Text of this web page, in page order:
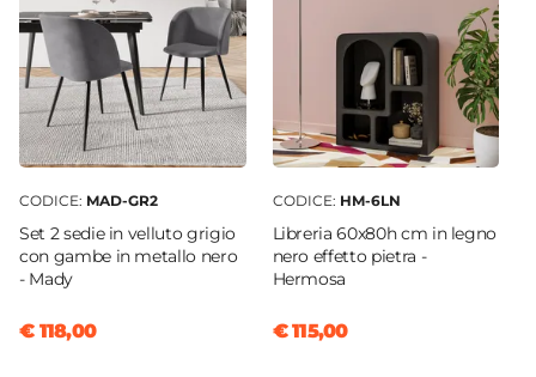
CODICE: MAD-GR2
Set 2 sedie in velluto grigio
con gambe in metallo nero
- Mady
€ 118,00
CODICE: HM-6LN
Libreria 60x80h cm in legno
nero effetto pietra -
Hermosa
€ 115,00